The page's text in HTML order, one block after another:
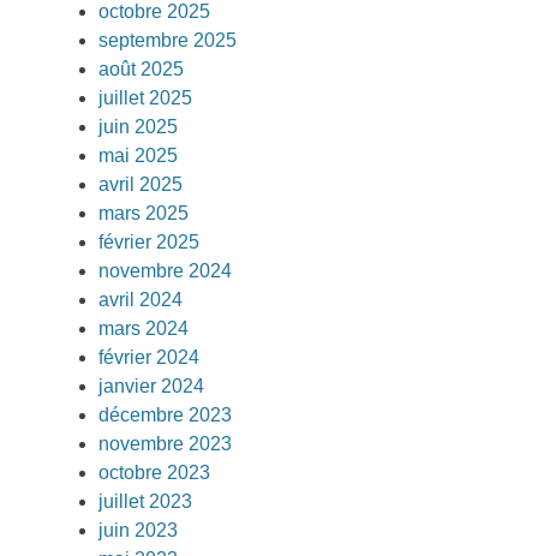
octobre 2025
septembre 2025
août 2025
juillet 2025
juin 2025
mai 2025
avril 2025
mars 2025
février 2025
novembre 2024
avril 2024
mars 2024
février 2024
janvier 2024
décembre 2023
novembre 2023
octobre 2023
juillet 2023
juin 2023